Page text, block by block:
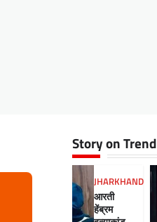
Story on Trend
JHARKHAND
आरती
हेंब्रम